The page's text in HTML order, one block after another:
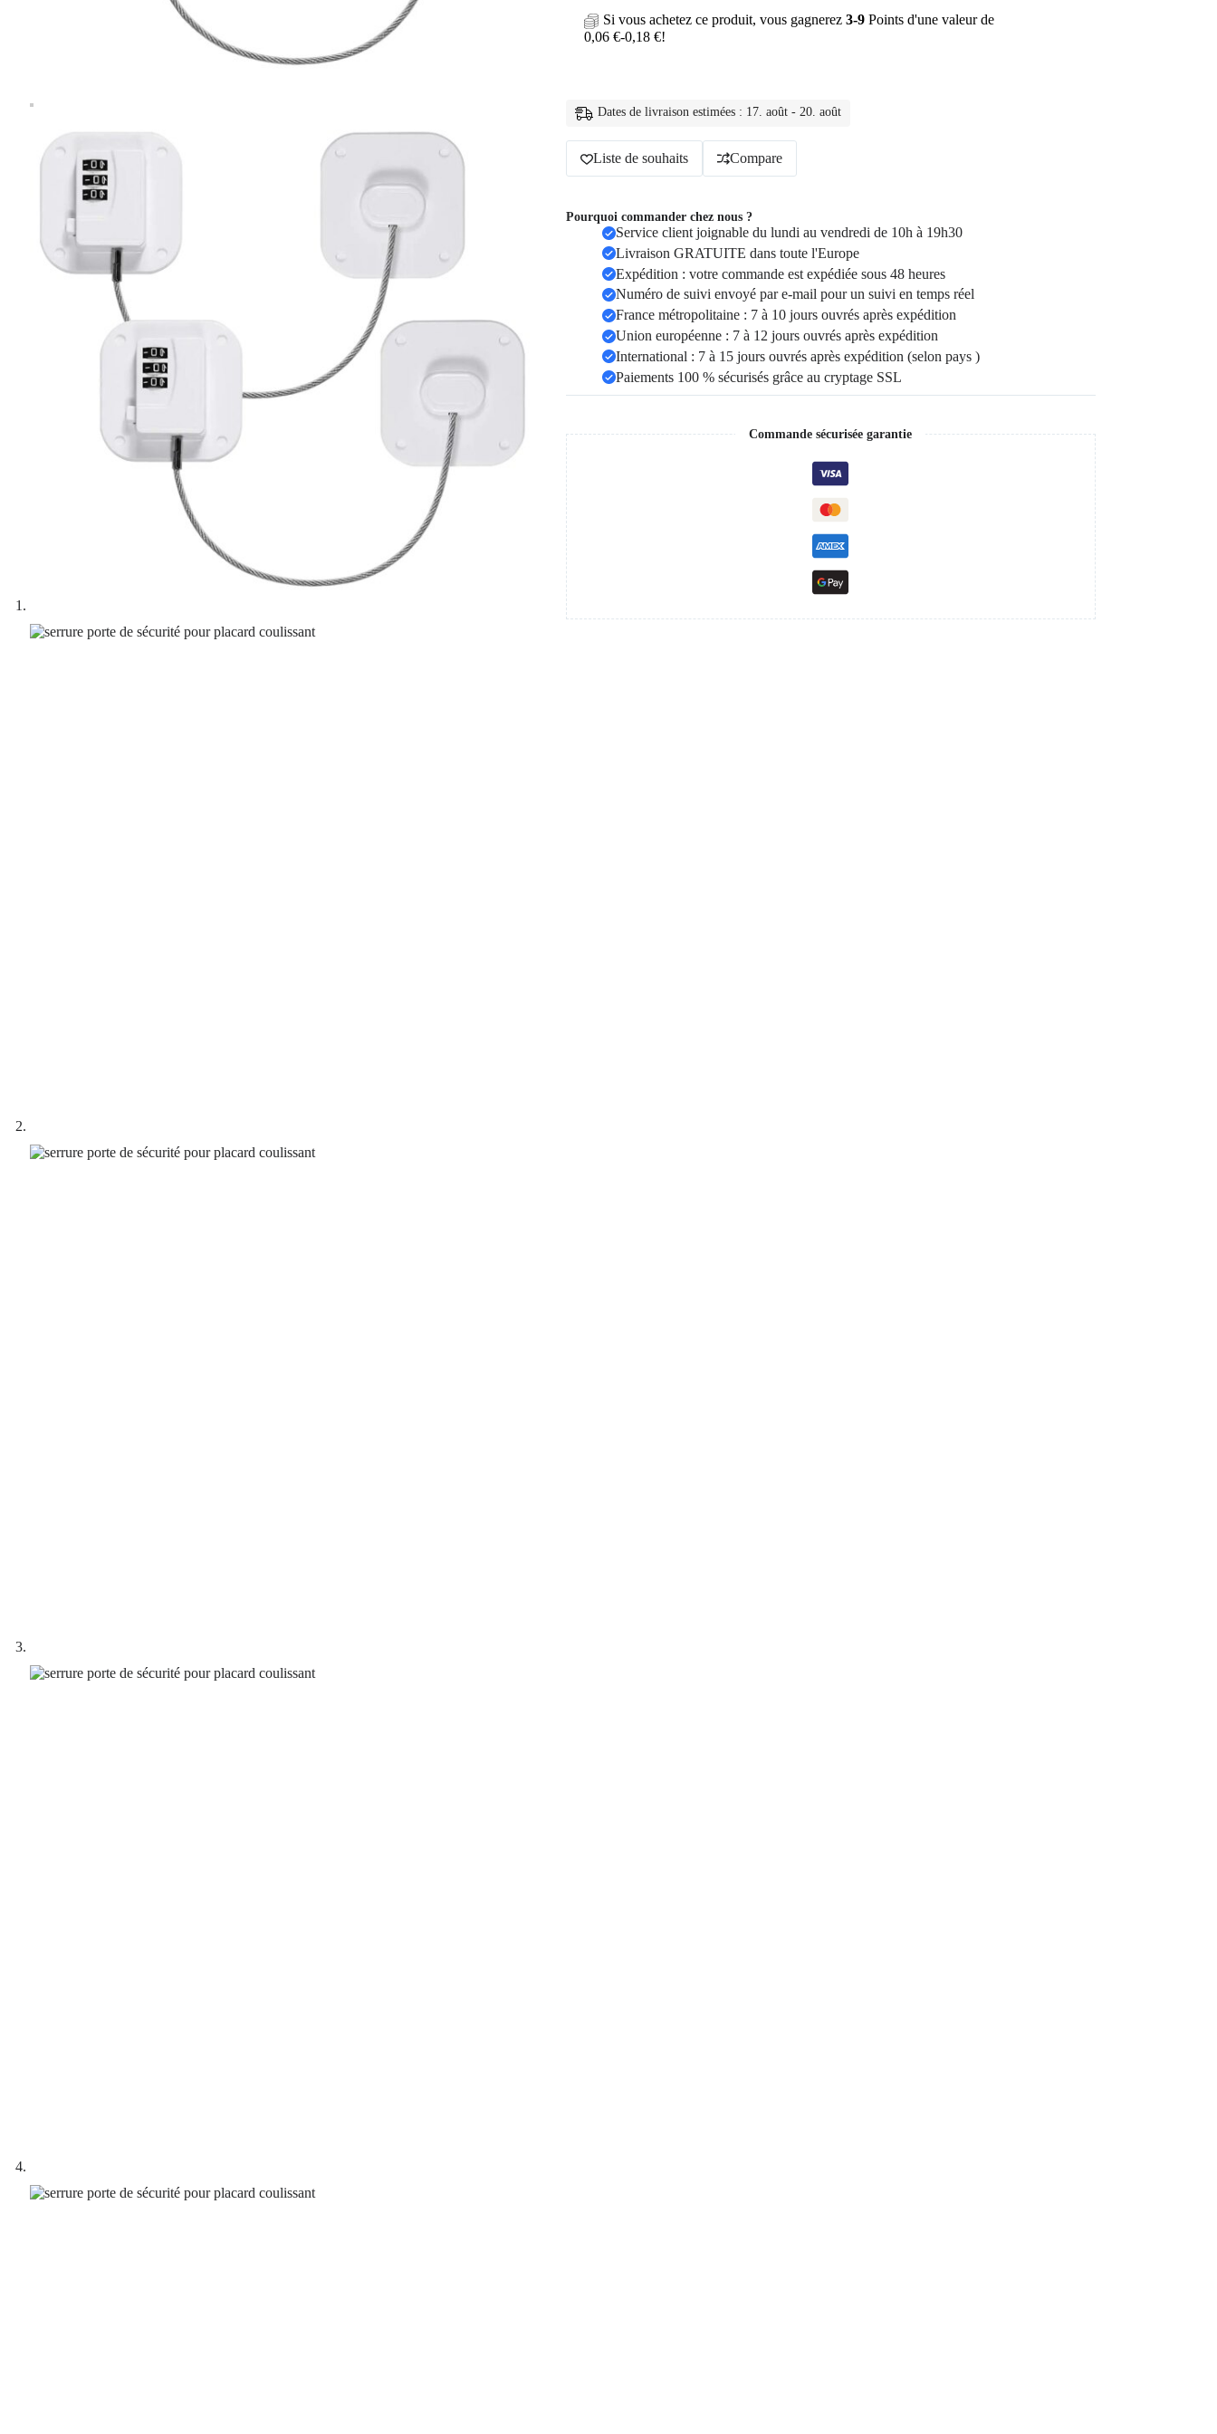
sécurité
pour
Si vous achetez ce produit, vous gagnerez 3-9 Points d'une valeur de
0,06 €-0,18 €!
Dates de livraison estimées : 17. août - 20. août
Liste de souhaits Compare
Pourquoi commander chez nous ?
Service client joignable du lundi au vendredi de 10h à 19h30
Livraison GRATUITE dans toute l'Europe
Expédition : votre commande est expédiée sous 48 heures
Numéro de suivi envoyé par e-mail pour un suivi en temps réel
France métropolitaine : 7 à 10 jours ouvrés après expédition
Union européenne : 7 à 12 jours ouvrés après expédition
International : 7 à 15 jours ouvrés après expédition (selon pays )
Paiements 100 % sécurisés grâce au cryptage SSL
Commande sécurisée garantie